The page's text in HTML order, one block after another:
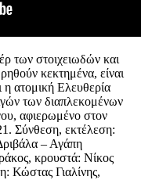
των στοιχειωδών και
κεκτημένα, είναι
ατομική Ελευθερία
των διαπλεκομένων
αφιερωμένο στον
Σύνθεση, εκτέλεση:
– Αγάπη
κρουστά: Νίκος
Κώστας Γιαλίνης,